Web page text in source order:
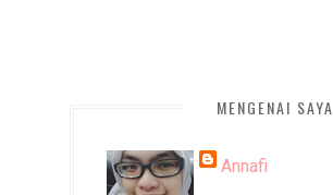
MENGENAI SAYA
Annafi